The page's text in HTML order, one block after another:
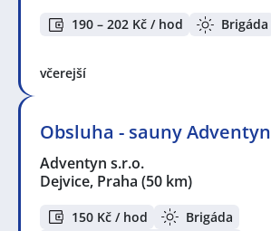
190 – 202 Kč / hod Brigáda
včerejší
Obsluha - sauny Adventyn
Adventyn s.r.o.
Dejvice, Praha (50 km)
150 Kč / hod
Brigáda